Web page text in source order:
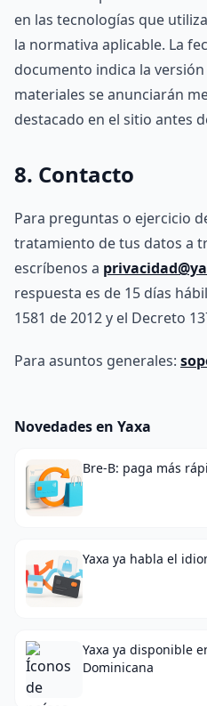
en las tecnologías que
la normativa aplicable. La
documento indica la
materiales se anunciarán
destacado en el sitio antes
8. Contacto
Para preguntas o ejercicio
tratamiento de tus datos a
escríbenos a
respuesta es de 15 días
1581 de 2012 y el Decreto
Para asuntos generales:
Novedades en Yaxa
Bre-B: paga más
Yaxa ya habla el
Yaxa ya disponible
Dominicana